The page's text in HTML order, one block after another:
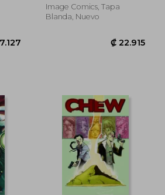
₡ 7.127
Image Comics, Tapa
Blanda, Nuevo